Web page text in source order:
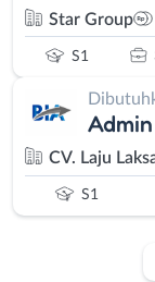
Star Group
S1
CV. Laju
S1